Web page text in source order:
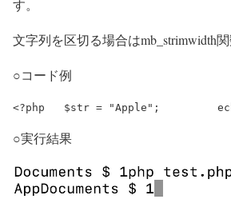
す。
文字列を区切る場合はmb_strimwidth関
○コード例
○実行結果